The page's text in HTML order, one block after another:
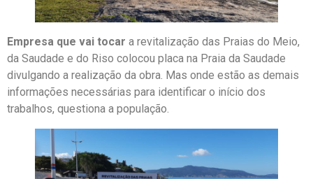
Empresa que vai tocar a revitalização das Praias do Meio,
da Saudade e do Riso colocou placa na Praia da Saudade
divulgando a realização da obra. Mas onde estão as demais
informações necessárias para identificar o início dos
trabalhos, questiona a população.